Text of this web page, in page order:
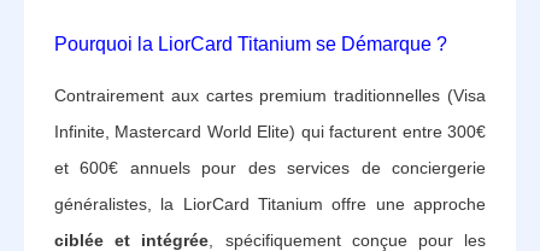
Pourquoi la LiorCard Titanium se Démarque ?
Contrairement aux cartes premium traditionnelles (Visa
Infinite, Mastercard World Elite) qui facturent entre 300€
et 600€ annuels pour des services de conciergerie
généralistes, la LiorCard Titanium offre une approche
ciblée et intégrée , spécifiquement conçue pour les